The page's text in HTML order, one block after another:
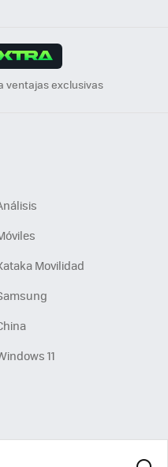
ventajas exclusivas
Movilidad
11